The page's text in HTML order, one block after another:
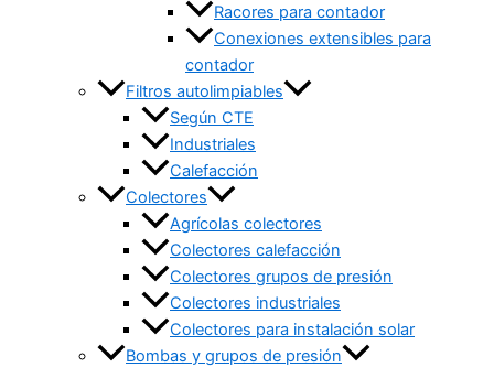
Racores para contador
Conexiones extensibles para
contador
Filtros autolimpiables
Según CTE
Industriales
Calefacción
Colectores
Agrícolas colectores
Colectores calefacción
Colectores grupos de presión
Colectores industriales
Colectores para instalación solar
Bombas y grupos de presión